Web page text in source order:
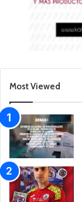
Most Viewed